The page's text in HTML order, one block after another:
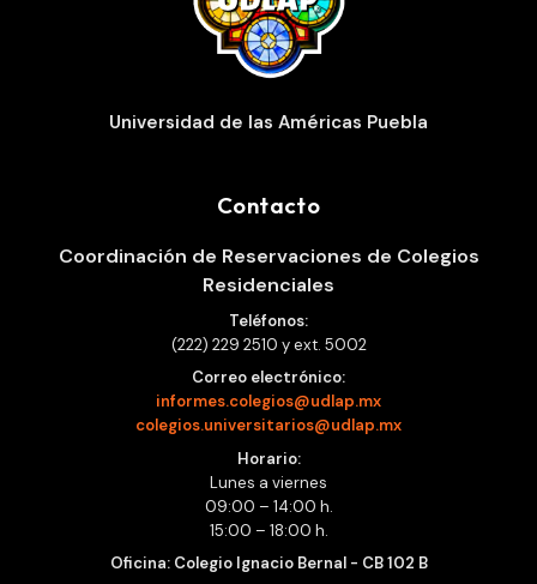
Universidad de las Américas Puebla
Contacto
Coordinación de Reservaciones de Colegios
Residenciales
Teléfonos:
(222) 229 2510 y ext. 5002
Correo electrónico:
informes.colegios@udlap.mx
colegios.universitarios@udlap.mx
Horario:
Lunes a viernes
09:00 – 14:00 h.
15:00 – 18:00 h.
Oficina: Colegio Ignacio Bernal - CB 102 B